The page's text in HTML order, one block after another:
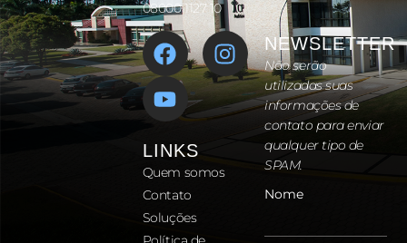
08000 1127 10
LINKS
Quem somos
Contato
Soluções
NEWSLETTER
Não serão
utilizadas suas
informações de
contato para enviar
qualquer tipo de
SPAM.
Nome